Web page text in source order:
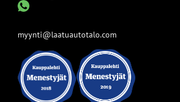
myynti@laatuautotalo.com